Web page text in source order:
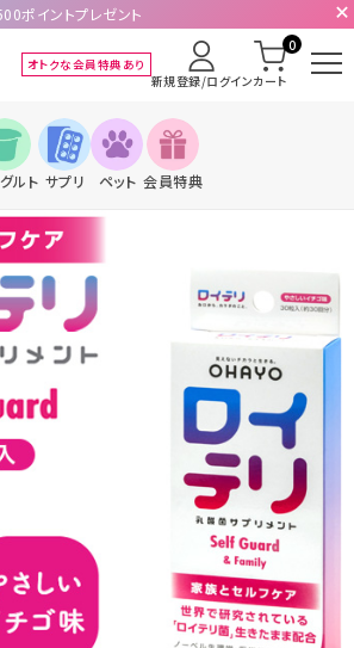
ポイントプレゼント
オトクな会員特典あり
新規登録/ログインカート
0
ルト サプリ ペット 会員特典